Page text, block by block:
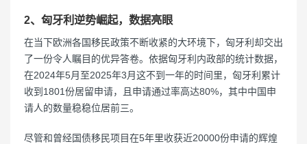
2、匈牙利逆势崛起，数据亮眼
在当下欧洲各国移民政策不断收紧的大环境下，匈牙利却交出
了一份令人瞩目的优异答卷。依据匈牙利内政部的统计数据，
在2024年5月至2025年3月这不到一年的时间里，匈牙利累计
收到1801份居留申请，且申请通过率高达80%，其中中国申
请人的数量稳稳位居前三。
尽管和曾经国债移民项目在5年里收获近20000份申请的辉煌